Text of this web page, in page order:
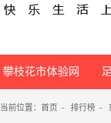
攀枝花市体验网
当前位置： 首页 - 排行榜 -